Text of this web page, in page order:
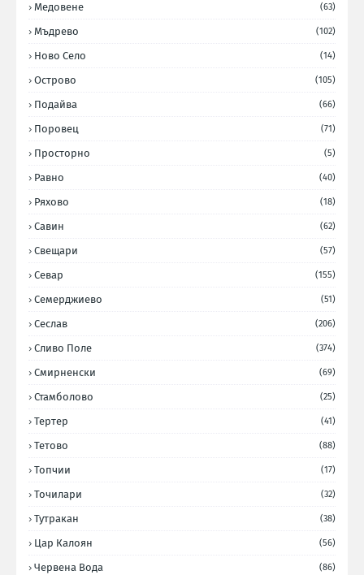
Медовене (63)
Мъдрево (102)
Ново Село (14)
Острово (105)
Подайва (66)
Поровец (71)
Просторно (5)
Равно (40)
Ряхово (18)
Савин (62)
Свещари (57)
Севар (155)
Семерджиево (51)
Сеслав (206)
Сливо Поле (374)
Смирненски (69)
Стамболово (25)
Тертер (41)
Тетово (88)
Топчии (17)
Точилари (32)
Тутракан (38)
Цар Калоян (56)
Червена Вода (86)